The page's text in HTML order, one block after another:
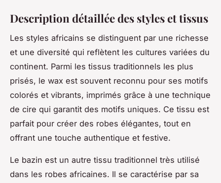
Description détaillée des styles et tissus
Les styles africains se distinguent par une richesse
et une diversité qui reflètent les cultures variées du
continent. Parmi les tissus traditionnels les plus
prisés, le wax est souvent reconnu pour ses motifs
colorés et vibrants, imprimés grâce à une technique
de cire qui garantit des motifs uniques. Ce tissu est
parfait pour créer des robes élégantes, tout en
offrant une touche authentique et festive.
Le bazin est un autre tissu traditionnel très utilisé
dans les robes africaines. Il se caractérise par sa